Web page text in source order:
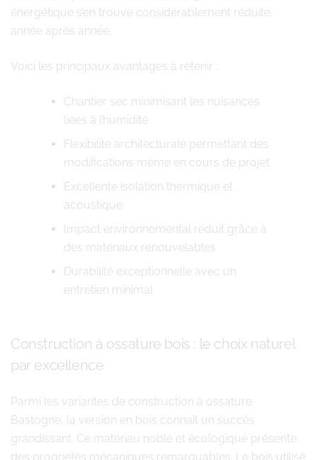
énergétique s’en trouve considérablement réduite,
année après année.
Voici les principaux avantages à retenir :
Chantier sec minimisant les nuisances
liées à l’humidité
Flexibilité architecturale permettant des
modifications même en cours de projet
Excellente isolation thermique et
acoustique
Impact environnemental réduit grâce à
des matériaux renouvelables
Durabilité exceptionnelle avec un
entretien minimal
Construction à ossature bois : le choix naturel
par excellence
Parmi les variantes de construction à ossature
Bastogne, la version en bois connaît un succès
grandissant. Ce matériau noble et écologique présente
des propriétés mécaniques remarquables. Le bois utilisé